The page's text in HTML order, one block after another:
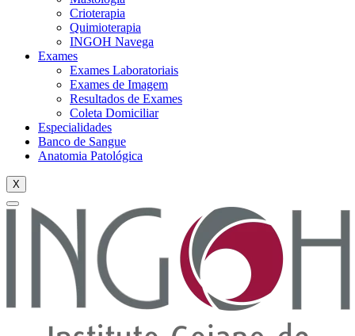
Crioterapia
Quimioterapia
INGOH Navega
Exames
Exames Laboratoriais
Exames de Imagem
Resultados de Exames
Coleta Domiciliar
Especialidades
Banco de Sangue
Anatomia Patológica
X